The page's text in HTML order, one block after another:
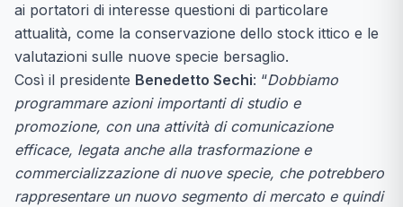
ai portatori di interesse questioni di particolare
attualità, come la conservazione dello stock ittico e le
valutazioni sulle nuove specie bersaglio.
Così il presidente Benedetto Sechi: “Dobbiamo
programmare azioni importanti di studio e
promozione, con una attività di comunicazione
efficace, legata anche alla trasformazione e
commercializzazione di nuove specie, che potrebbero
rappresentare un nuovo segmento di mercato e quindi